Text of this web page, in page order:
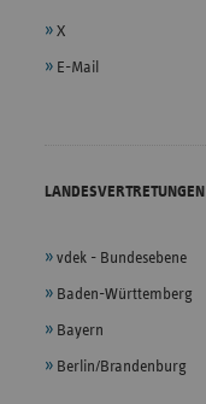
X
E-Mail
LANDESVERTRETUNGEN
vdek - Bundesebene
Baden-Württemberg
Bayern
Berlin/Brandenburg